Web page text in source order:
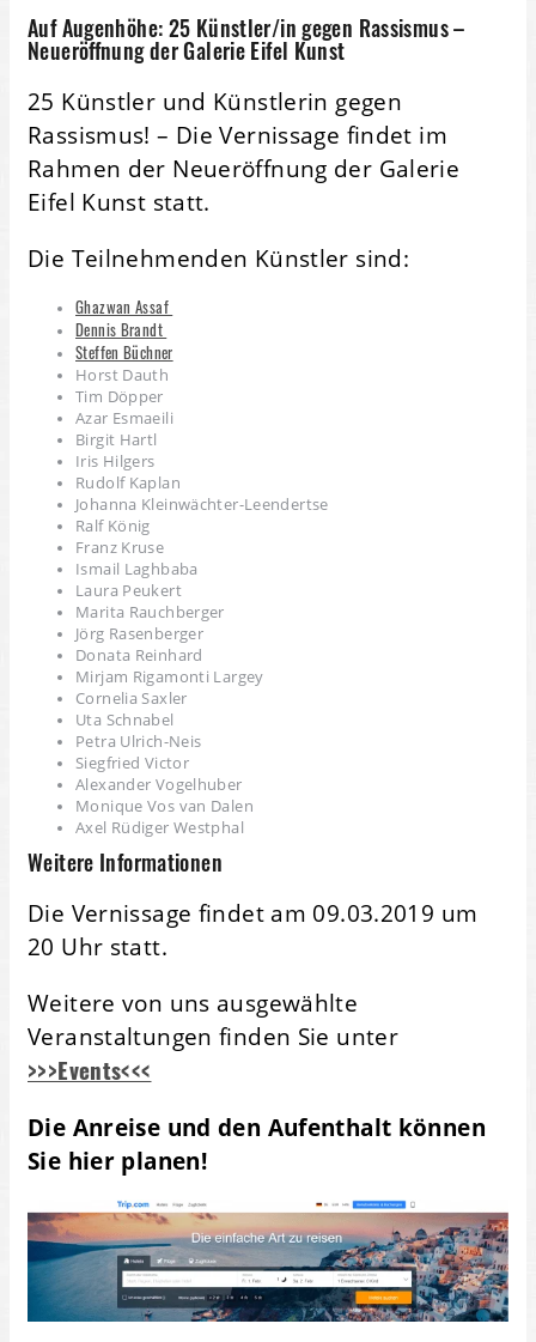
Auf Augenhöhe: 25 Künstler/in gegen Rassismus –
Neueröffnung der Galerie Eifel Kunst
25 Künstler und Künstlerin gegen
Rassismus! – Die Vernissage findet im
Rahmen der Neueröffnung der Galerie
Eifel Kunst statt.
Die Teilnehmenden Künstler sind:
Ghazwan Assaf
Dennis Brandt
Steffen Büchner
Horst Dauth
Tim Döpper
Azar Esmaeili
Birgit Hartl
Iris Hilgers
Rudolf Kaplan
Johanna Kleinwächter-Leendertse
Ralf König
Franz Kruse
Ismail Laghbaba
Laura Peukert
Marita Rauchberger
Jörg Rasenberger
Donata Reinhard
Mirjam Rigamonti Largey
Cornelia Saxler
Uta Schnabel
Petra Ulrich-Neis
Siegfried Victor
Alexander Vogelhuber
Monique Vos van Dalen
Axel Rüdiger Westphal
Weitere Informationen
Die Vernissage findet am 09.03.2019 um
20 Uhr statt.
Weitere von uns ausgewählte
Veranstaltungen finden Sie unter
>>>Events<<<
Die Anreise und den Aufenthalt können
Sie hier planen!